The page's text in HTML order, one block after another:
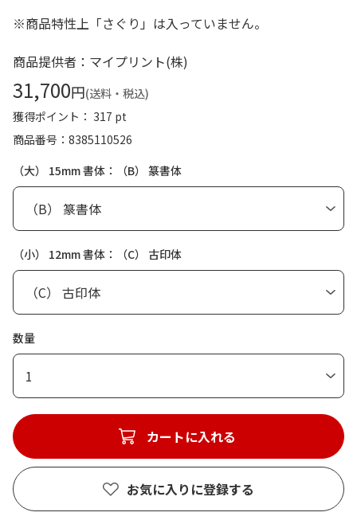
※商品特性上「さぐり」は入っていません。
商品提供者：マイプリント(株)
31,700円(送料・税込)
獲得ポイント： 317 pt
商品番号
8385110526
（大） 15mm 書体：（B） 篆書体
（小） 12mm 書体：（C） 古印体
数量
1
カートに入れる
お気に入りに登録する